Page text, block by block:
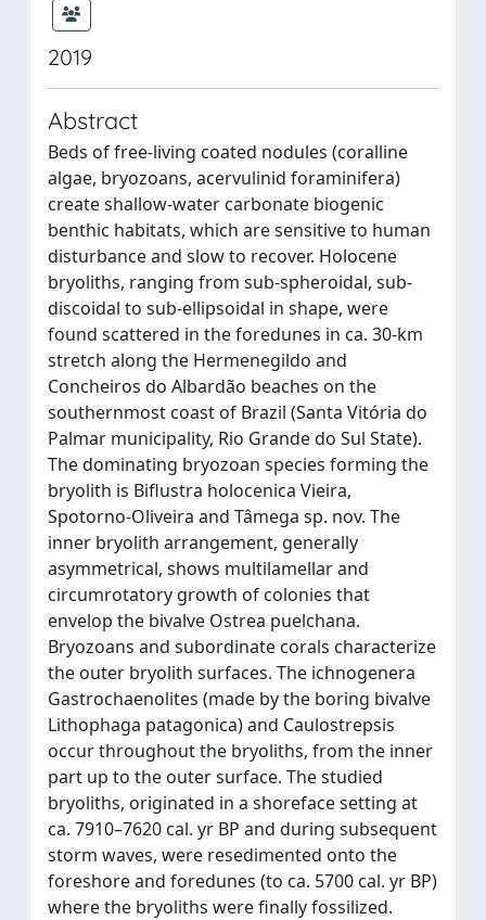
2019
Abstract
Beds of free-living coated nodules (coralline
algae, bryozoans, acervulinid foraminifera)
create shallow-water carbonate biogenic
benthic habitats, which are sensitive to human
disturbance and slow to recover. Holocene
bryoliths, ranging from sub-spheroidal, sub-
discoidal to sub-ellipsoidal in shape, were
found scattered in the foredunes in ca. 30-km
stretch along the Hermenegildo and
Concheiros do Albardão beaches on the
southernmost coast of Brazil (Santa Vitória do
Palmar municipality, Rio Grande do Sul State).
The dominating bryozoan species forming the
bryolith is Biflustra holocenica Vieira,
Spotorno-Oliveira and Tâmega sp. nov. The
inner bryolith arrangement, generally
asymmetrical, shows multilamellar and
circumrotatory growth of colonies that
envelop the bivalve Ostrea puelchana.
Bryozoans and subordinate corals characterize
the outer bryolith surfaces. The ichnogenera
Gastrochaenolites (made by the boring bivalve
Lithophaga patagonica) and Caulostrepsis
occur throughout the bryoliths, from the inner
part up to the outer surface. The studied
bryoliths, originated in a shoreface setting at
ca. 7910–7620 cal. yr BP and during subsequent
storm waves, were resedimented onto the
foreshore and foredunes (to ca. 5700 cal. yr BP)
where the bryoliths were finally fossilized.